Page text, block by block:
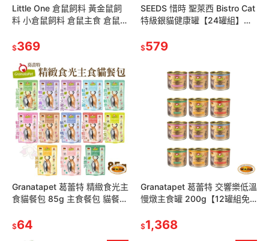
Little One 倉鼠飼料 黃金鼠飼
料 小倉鼠飼料 倉鼠主食 倉鼠零
800g
$369
SEEDS 惜時 聖萊西 Bistro Cat
特級銀貓健康罐【24罐組】
店』
$579
Granatapet 葛蕾特 精緻食光主
食貓餐包 85g 主食餐包 貓餐包
$64
Granatapet 葛蕾特 交響樂低溫
慢燉主食罐 200g【12罐組免
艦店』
$1,368